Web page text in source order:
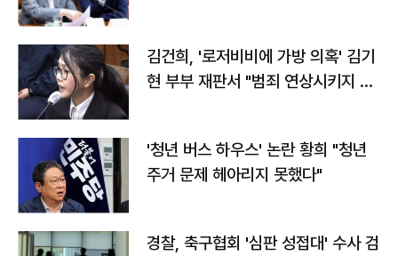
김건희, '로저비비에 가방 의혹' 김기
현 부부 재판서 "범죄 연상시키지 말
'청년 버스 하우스' 논란 황희 "청년
주거 문제 헤아리지 못했다"
경찰, 축구협회 '심판 성접대' 수사 검